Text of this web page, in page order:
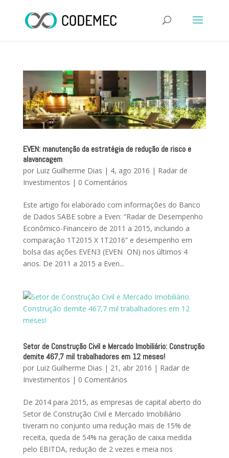
EVEN: manutenção da estratégia de redução de risco e
alavancagem
por Luiz Guilherme Dias | 4, ago 2016 | Radar de
Investimentos | 0 Comentários
Este artigo foi elaborado com informações do Banco
de Dados SABE sobre a Even: “Radar de Desempenho
Econômico-Financeiro de 2011 a 2015, incluindo a
comparação 1T2015 X 1T2016” e desempenho em
bolsa das ações EVEN3 (EVEN ON) nos últimos 4
anos. De 2011 a 2015 a Even...
Setor de Construção Civil e Mercado Imobiliário: Construção
demite 467,7 mil trabalhadores em 12 meses!
por Luiz Guilherme Dias | 21, abr 2016 | Radar de
Investimentos | 0 Comentários
De 2014 para 2015, as empresas de capital aberto do
Setor de Construção Civil e Mercado Imobiliário
tiveram no conjunto uma redução mais de 15% de
receita, queda de 54% na geração de caixa medida
pelo EBITDA, redução de 2 vezes e meia nos